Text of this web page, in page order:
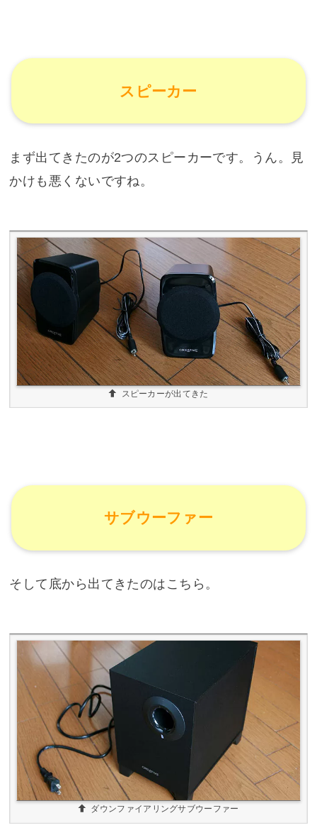
スピーカー
まず出てきたのが2つのスピーカーです。うん。見
かけも悪くないですね。
スピーカーが出てきた
サブウーファー
そして底から出てきたのはこちら。
ダウンファイアリングサブウーファー